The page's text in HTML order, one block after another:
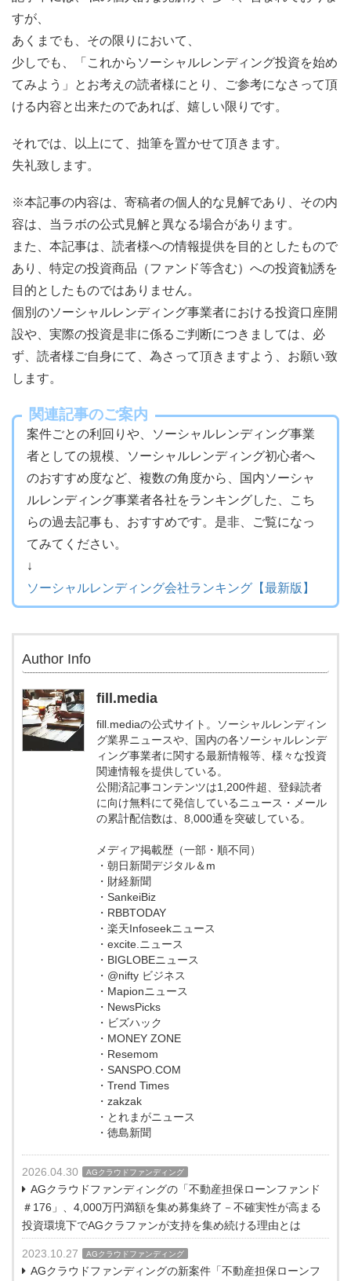
すが、
あくまでも、その限りにおいて、
少しでも、「これからソーシャルレンディング投資を始め
てみよう」とお考えの読者様にとり、ご参考になさって頂
ける内容と出来たのであれば、嬉しい限りです。
それでは、以上にて、拙筆を置かせて頂きます。
失礼致します。
※本記事の内容は、寄稿者の個人的な見解であり、その内
容は、当ラボの公式見解と異なる場合があります。
また、本記事は、読者様への情報提供を目的としたもので
あり、特定の投資商品（ファンド等含む）への投資勧誘を
目的としたものではありません。
個別のソーシャルレンディング事業者における投資口座開
設や、実際の投資是非に係るご判断につきましては、必
ず、読者様ご自身にて、為さって頂きますよう、お願い致
します。
関連記事のご案内
案件ごとの利回りや、ソーシャルレンディング事業
者としての規模、ソーシャルレンディング初心者へ
のおすすめ度など、複数の角度から、国内ソーシャ
ルレンディング事業者各社をランキングした、こち
らの過去記事も、おすすめです。是非、ご覧になっ
てみてください。
↓
ソーシャルレンディング会社ランキング【最新版】
Author Info
fill.media
fill.mediaの公式サイト。ソーシャルレンディン
グ業界ニュースや、国内の各ソーシャルレンデ
ィング事業者に関する最新情報等、様々な投資
関連情報を提供している。
公開済記事コンテンツは1,200件超、登録読者
に向け無料にて発信しているニュース・メール
の累計配信数は、8,000通を突破している。
メディア掲載歴（一部・順不同）
・朝日新聞デジタル＆m
・財経新聞
・SankeiBiz
・RBBTODAY
・楽天Infoseekニュース
・excite.ニュース
・BIGLOBEニュース
・@nifty ビジネス
・Mapionニュース
・NewsPicks
・ビズハック
・MONEY ZONE
・Resemom
・SANSPO.COM
・Trend Times
・zakzak
・とれまがニュース
・徳島新聞
2026.04.30 AGクラウドファンディング
AGクラウドファンディングの「不動産担保ローンファンド
＃176」、4,000万円満額を集め募集終了－不確実性が高まる
投資環境下でAGクラファンが支持を集め続ける理由とは
2023.10.27 AGクラウドファンディング
AGクラウドファンディングの新案件「不動産担保ローンフ